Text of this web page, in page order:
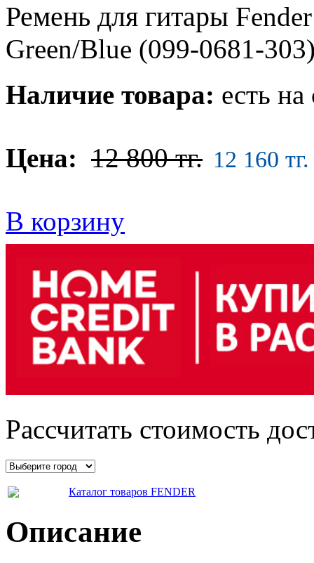
Ремень для гитары
Green/Blue (099-0681-
Наличие товара: есть на
Цена: 12 800 тг. 12 160 тг.
В корзину
Рассчитать стоимость
Каталог товаров FENDER
Описание